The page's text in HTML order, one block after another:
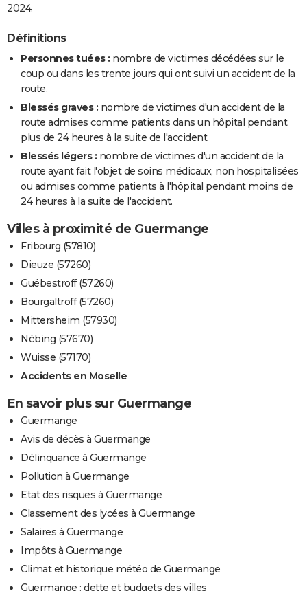
2024.
Définitions
Personnes tuées : nombre de victimes décédées sur le
coup ou dans les trente jours qui ont suivi un accident de la
route.
Blessés graves : nombre de victimes d'un accident de la
route admises comme patients dans un hôpital pendant
plus de 24 heures à la suite de l'accident.
Blessés légers : nombre de victimes d'un accident de la
route ayant fait l'objet de soins médicaux, non hospitalisées
ou admises comme patients à l'hôpital pendant moins de
24 heures à la suite de l'accident.
Villes à proximité de Guermange
Fribourg (57810)
Dieuze (57260)
Guébestroff (57260)
Bourgaltroff (57260)
Mittersheim (57930)
Nébing (57670)
Wuisse (57170)
Accidents en Moselle
En savoir plus sur Guermange
Guermange
Avis de décès à Guermange
Délinquance à Guermange
Pollution à Guermange
Etat des risques à Guermange
Classement des lycées à Guermange
Salaires à Guermange
Impôts à Guermange
Climat et historique météo de Guermange
Guermange : dette et budgets des villes